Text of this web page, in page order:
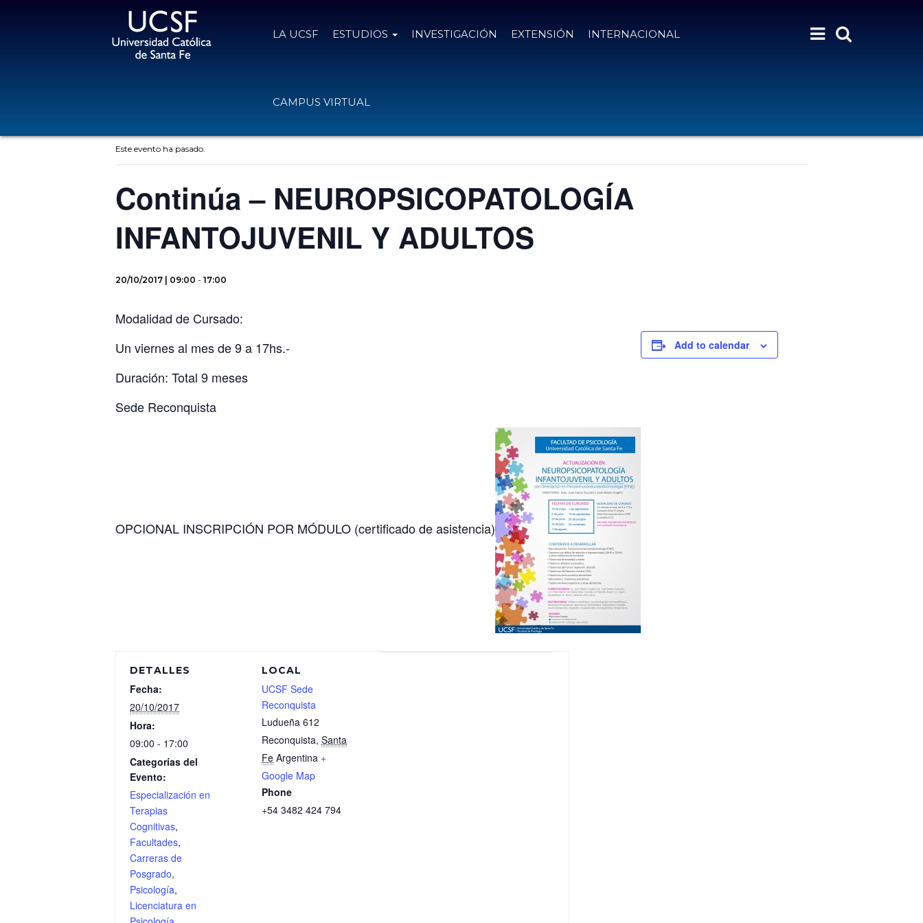
LA UCSF ESTUDIOS INVESTIGACIÓN EXTENSIÓN INTERNACIONAL
CAMPUS VIRTUAL
Este evento ha pasado.
Continúa – NEUROPSICOPATOLOGÍA
INFANTOJUVENIL Y ADULTOS
20/10/2017 | 09:00 - 17:00
Modalidad de Cursado:
Un viernes al mes de 9 a 17hs.-
Duración: Total 9 meses
Sede Reconquista
OPCIONAL INSCRIPCIÓN POR MÓDULO (certificado de asistencia)
Add to calendar
DETALLES
Fecha:
20/10/2017
Hora:
09:00 - 17:00
Categorías del
Evento:
Especialización en
Terapias
Cognitivas,
Facultades,
Carreras de
Posgrado,
Psicología,
Licenciatura en
LOCAL
UCSF Sede
Reconquista
Ludueña 612
Reconquista, Santa
Fe Argentina +
Google Map
Phone
+54 3482 424 794